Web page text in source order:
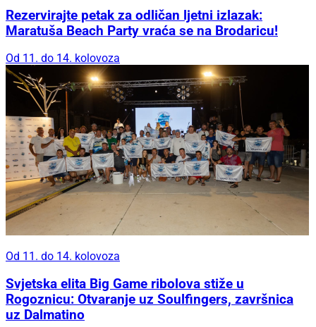
Rezervirajte petak za odličan ljetni izlazak:
Maratuša Beach Party vraća se na Brodaricu!
Od 11. do 14. kolovoza
Od 11. do 14. kolovoza
Svjetska elita Big Game ribolova stiže u
Rogoznicu: Otvaranje uz Soulfingers, završnica
uz Dalmatino